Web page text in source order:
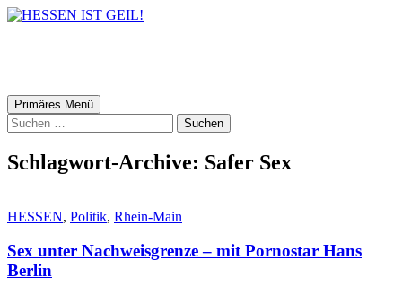
Suchen
Primäres Menü Zum
Inhalt
springen
Suchen
nach:
Schlagwort-Archive: Safer Sex
HESSEN, Politik, Rhein-Main
Sex unter Nachweisgrenze – mit Pornostar Hans
Berlin